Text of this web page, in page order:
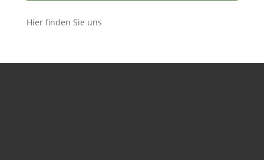
Hier finden Sie uns